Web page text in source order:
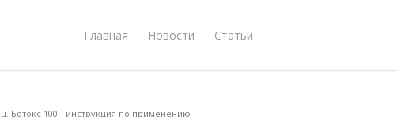
Главная Новости Статьи
Ботокс 100 - инструкция по применению